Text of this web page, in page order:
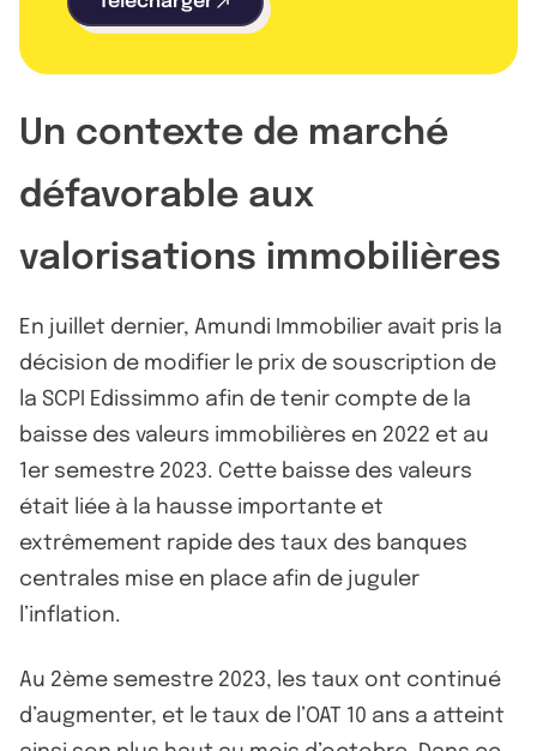
Un contexte de marché
défavorable aux
valorisations immobilières
En juillet dernier, Amundi Immobilier avait pris la
décision de modifier le prix de souscription de
la SCPI Edissimmo afin de tenir compte de la
baisse des valeurs immobilières en 2022 et au
1er semestre 2023. Cette baisse des valeurs
était liée à la hausse importante et
extrêmement rapide des taux des banques
centrales mise en place afin de juguler
l’inflation.
Au 2ème semestre 2023, les taux ont continué
d’augmenter, et le taux de l’OAT 10 ans a atteint